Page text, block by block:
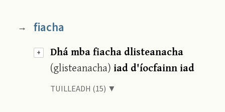
+
→ fiacha
Dhá mba fiacha dlisteanacha
(glisteanacha) iad d'íocfainn iad
TUILLEADH (15) ▼